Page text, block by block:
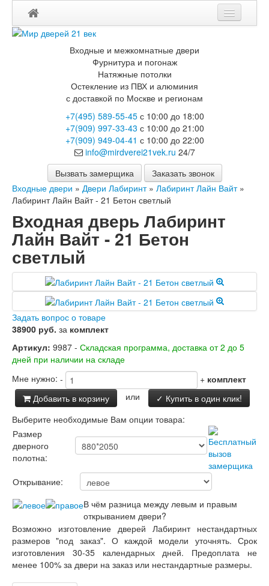
Входные и межкомнатные двери
Фурнитура и погонаж
Натяжные потолки
Остекление из ПВХ и алюминия
с доставкой по Москве и регионам
+7(495) 589-55-45с 10:00 до 18:00
+7(909) 997-33-43 с 10:00 до 21:00
+7(909) 949-04-41 с 10:00 до 22:00
info@mirdverei21vek.ru 24/7
Вызвать замерщика
Заказать звонок
Входные двери » Двери Лабиринт» Лабиринт Лайн Вайт»
Лабиринт Лайн Вайт - 21 Бетон светлый
Входная дверь Лабиринт
Лайн Вайт - 21 Бетон
светлый
Задать вопрос о товаре
38900 руб. за комплект
Артикул: 9987 - Складская программа, доставка от 2 до 5
дней при наличии на складе
Мне нужно: - + комплект
Добавить в корзину
или
✓ Купить в один клик!
Выберите необходимые Вам опции товара:
Размер
дверного
полотна:
Открывание:
В чём разница между левым и правым
открыванием двери?
Возможно изготовление дверей Лабиринт нестандартных
размеров "под заказ". О каждой модели уточнять. Срок
изготовления 30-35 календарных дней. Предоплата не
менее 100% за двери на заказ или нестандартные размеры.